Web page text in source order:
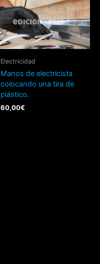
Electricidad
Manos de electricista
colocando una tira de
plástico.
60,00€